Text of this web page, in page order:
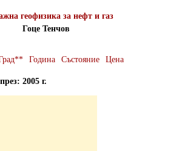
геофизика за нефт и газ
Гоце Тенчов
Година Състояние Цена
2005 г.